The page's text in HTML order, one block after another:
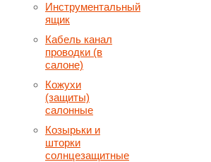
Инструментальный
ящик
Кабель канал
проводки (в
салоне)
Кожухи
(защиты)
салонные
Козырьки и
шторки
солнцезащитные